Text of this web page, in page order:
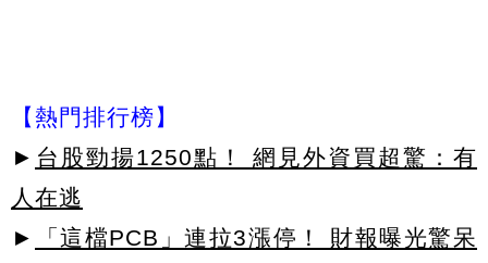
【熱門排行榜】
► 台股勁揚1250點！ 網見外資買超驚：有
人在逃
►
「這檔PCB」連拉3漲停！ 財報曝光驚呆